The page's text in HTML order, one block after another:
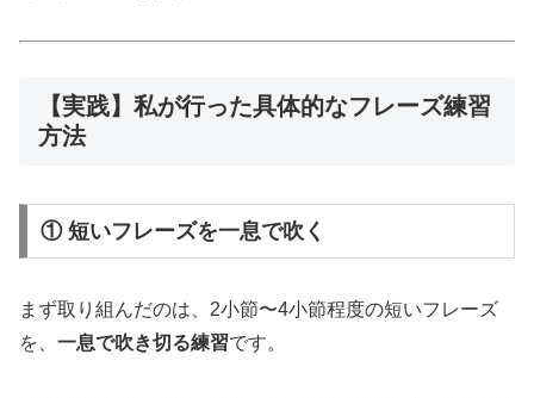
【実践】私が行った具体的なフレーズ練習
方法
① 短いフレーズを一息で吹く
まず取り組んだのは、2小節〜4小節程度の短いフレーズ
を、 一息で吹き切る練習です。